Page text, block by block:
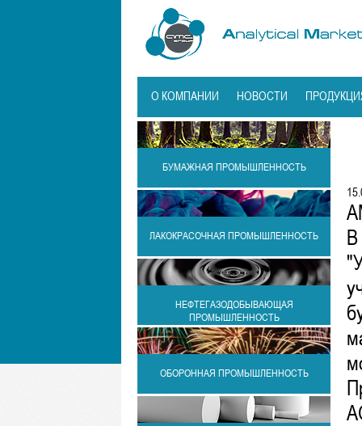
О КОМПАНИИ НОВОСТИ
БУМАЖНАЯ ПРОМЫШЛЕННОСТЬ
ЛАКОКРАСОЧНАЯ ПРОМЫШЛЕННОСТЬ
НЕФТЕГАЗОДОБЫВАЮЩАЯ
ПРОМЫШЛЕННОСТЬ
ОБОРОННАЯ ПРОМЫШЛЕННОСТЬ
В